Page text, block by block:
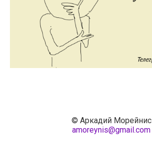
© Аркадий Морейнис
amoreynis@gmail.com